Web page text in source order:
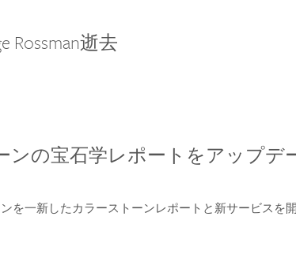
Rossman逝去
ンの宝石学レポートをアップデ
を一新したカラーストーンレポートと新サービスを